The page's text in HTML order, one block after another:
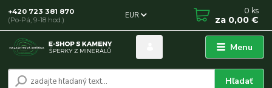
Menu
EUR
Hľadať
+420 723 381 870
(Po-Pá, 9-18 hod.)
0 ks
za 0,00 €